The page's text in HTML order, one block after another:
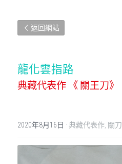
返回網站
龍化雲指路
典藏代表作 《 關王刀》
2020年8月16日 · 典藏代表作, 關刀